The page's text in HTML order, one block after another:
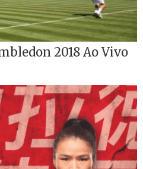
2018 Ao Vivo